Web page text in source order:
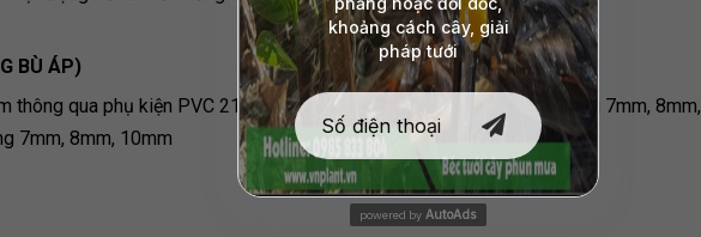
BÙ ÁP)
thông qua phụ kiện PVC 21mm ra ren trong 16mm hoặc kết nối với ống 7mm, 8mm,
7mm, 8mm, 10mm
powered by AutoAds